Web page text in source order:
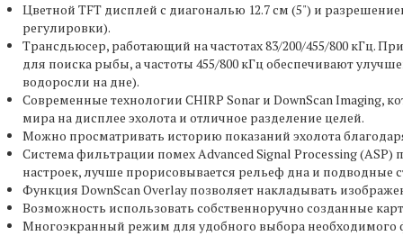
Цветной TFT дисплей с диагональю 12.7 см (5") и
регулировки).
Трансдьюсер, работающий на частотах 83/200/455/800 кГц.
для поиска рыбы, а частоты 455/800 кГц обеспечивают
водоросли на дне).
Современные технологии CHIRP Sonar и DownScan Imaging,
мира на дисплее эхолота и отличное разделение целей.
Можно просматривать историю показаний эхолота
Система фильтрации помех Advanced Signal Processing
настроек, лучше прорисовывается рельеф дна и подводные
Функция DownScan Overlay позволяет накладывать
Возможность использовать собственноручно созданные
Многоэкранный режим для удобного выбора необходимого